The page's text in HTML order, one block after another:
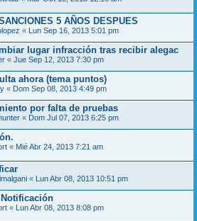
5 AÑOS DESPUES
« Lun Sep 16, 2013 5:01 pm
lugar infracción tras recibir alegac
« Jue Sep 12, 2013 7:30 pm
ahora (tema puntos)
« Dom Sep 08, 2013 4:49 pm
por falta de pruebas
« Dom Jul 07, 2013 6:25 pm
« Mié Abr 24, 2013 7:21 am
« Lun Abr 08, 2013 10:51 pm
« Lun Abr 08, 2013 8:08 pm